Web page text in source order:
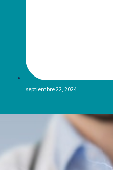
septiembre 22, 2024